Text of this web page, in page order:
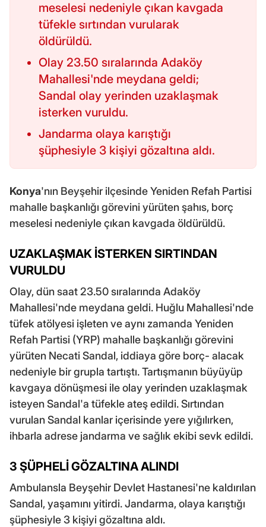
meselesi nedeniyle çıkan kavgada
tüfekle sırtından vurularak
öldürüldü.
Olay 23.50 sıralarında Adaköy
Mahallesi'nde meydana geldi;
Sandal olay yerinden uzaklaşmak
isterken vuruldu.
Jandarma olaya karıştığı
şüphesiyle 3 kişiyi gözaltına aldı.
Konya'nın Beyşehir ilçesinde Yeniden Refah Partisi
mahalle başkanlığı görevini yürüten şahıs, borç
meselesi nedeniyle çıkan kavgada öldürüldü.
UZAKLAŞMAK İSTERKEN SIRTINDAN
VURULDU
Olay, dün saat 23.50 sıralarında Adaköy
Mahallesi'nde meydana geldi. Huğlu Mahallesi'nde
tüfek atölyesi işleten ve aynı zamanda Yeniden
Refah Partisi (YRP) mahalle başkanlığı görevini
yürüten Necati Sandal, iddiaya göre borç- alacak
nedeniyle bir grupla tartıştı. Tartışmanın büyüyüp
kavgaya dönüşmesi ile olay yerinden uzaklaşmak
isteyen Sandal'a tüfekle ateş edildi. Sırtından
vurulan Sandal kanlar içerisinde yere yığılırken,
ihbarla adrese jandarma ve sağlık ekibi sevk edildi.
3 ŞÜPHELİ GÖZALTINA ALINDI
Ambulansla Beyşehir Devlet Hastanesi'ne kaldırılan
Sandal, yaşamını yitirdi. Jandarma, olaya karıştığı
şüphesiyle 3 kişiyi gözaltına aldı.